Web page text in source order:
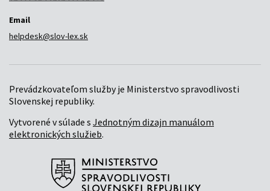
Email
helpdesk@slov-lex.sk
Prevádzkovateľom služby je Ministerstvo spravodlivosti
Slovenskej republiky.
Vytvorené v súlade s Jednotným dizajn manuálom
elektronických služieb.